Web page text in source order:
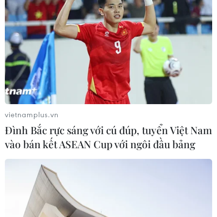
Bảo mẫu tại cơ sở mầm non thừa
nhận hành vi bạo hành hai trẻ
07/08/2026 12:27
Xem thêm
Tổng Biên tập: TRẦN TIẾN DUẨN
Phó Tổng Biên tập: NGUYỄN THỊ TÁM, KHÚC THANH
THỦY
vietnamplus.vn
Đình Bắc rực sáng với cú đúp, tuyển Việt Nam
vào bán kết ASEAN Cup với ngôi đầu bảng